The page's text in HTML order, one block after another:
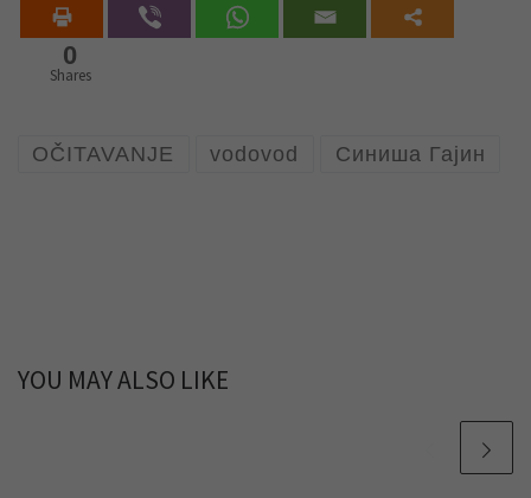
0
Shares
OČITAVANJE vodovod Синиша Гајин
YOU MAY ALSO LIKE